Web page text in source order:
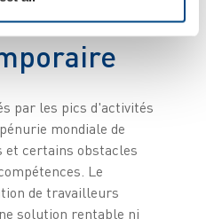
par les pics d'activités
mondiale de
certains obstacles
Le
de travailleurs
solution rentable ni